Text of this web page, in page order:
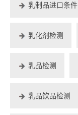
乳制品进口条件
乳化剂检测
乳品检测
乳品饮品检测